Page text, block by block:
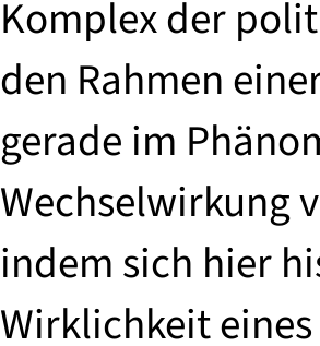
Komplex der
den Rahmen
gerade im
Wechselwirkung
indem sich hier
Wirklichkeit